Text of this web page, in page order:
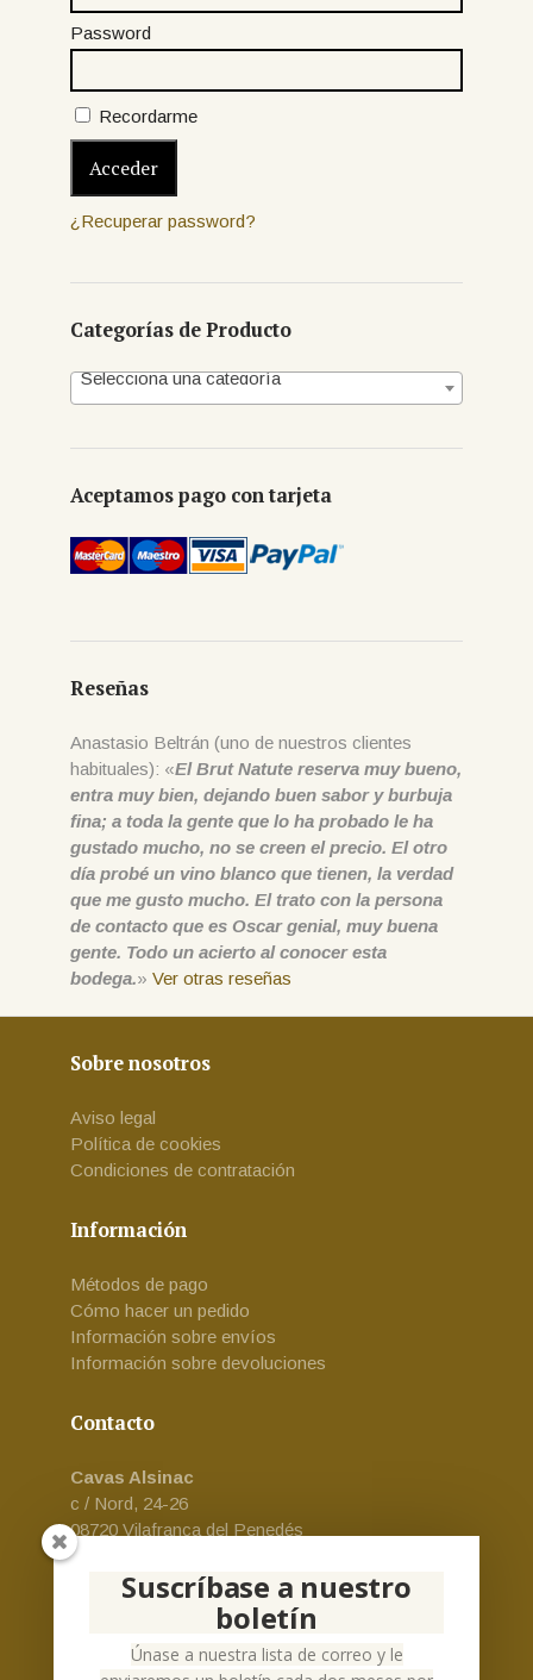
Password
Recordarme
¿Recuperar password?
Categorías de Producto
Selecciona una categoría
Aceptamos pago con tarjeta
Reseñas
Anastasio Beltrán (uno de nuestros clientes
habituales): «El Brut Natute reserva muy bueno,
entra muy bien, dejando buen sabor y burbuja
fina; a toda la gente que lo ha probado le ha
gustado mucho, no se creen el precio. El otro
día probé un vino blanco que tienen, la verdad
que me gusto mucho. El trato con la persona
de contacto que es Oscar genial, muy buena
gente. Todo un acierto al conocer esta
bodega.» Ver otras reseñas
Sobre nosotros
Aviso legal
Política de cookies
Condiciones de contratación
Información
Métodos de pago
Cómo hacer un pedido
Información sobre envíos
Información sobre devoluciones
Contacto
Cavas Alsinac
c / Nord, 24-26
08720 Vilafranca del Penedés
Email:
Teléfono:+34 930 24 73 69
Español
Suscríbase a nuestro
boletín
Únase a nuestra lista de correo y le